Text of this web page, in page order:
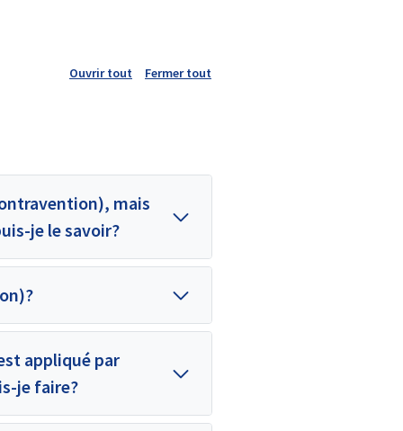
Ouvrir tout Fermer tout
mais
je le savoir?
appliqué par
je faire?